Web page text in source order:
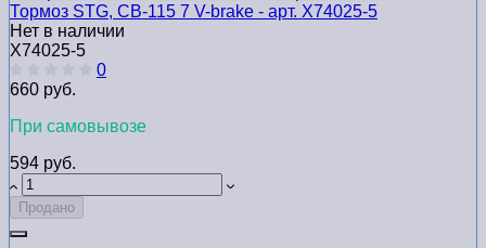
Тормоз STG, СВ-115 7 V-brake - арт. Х74025-5
Нет в наличии
Х74025-5
0
660 руб.
При самовывозе
594 руб.
Продано